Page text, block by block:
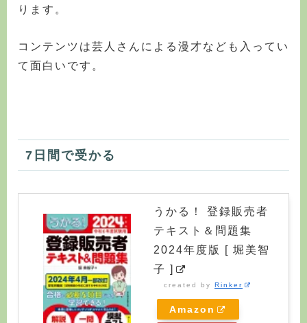
ります。
コンテンツは芸人さんによる漫才なども入ってい
て面白いです。
7日間で受かる
うかる！ 登録販売者
テキスト＆問題集
2024年度版 [ 堀美智
子 ]
created by Rinker
Amazon